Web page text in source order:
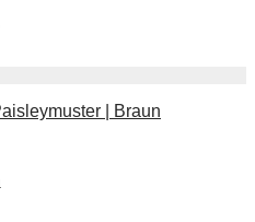
| Braun